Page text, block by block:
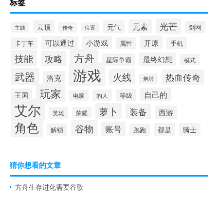
标签
主线 云顶 传奇 位置 元气 元素 光芒 剑网
卡丁车 可以通过 小游戏 属性 开原 手机
技能 攻略 方舟 星际争霸 最终幻想 模式
武器 洛克 游戏 火线 炮塔 热血传奇
王国 玩家 电脑 的人 等级 自己的
艾尔 英雄 荣耀 萝卜 装备 西游
角色 解锁 谷物 账号 跑跑 都是 骑士
猜你想看的文章
方舟生存进化需要谷歌